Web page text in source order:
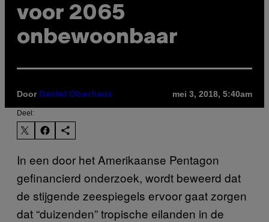
voor 2065
onbewoonbaar
Door Daniel Oberhaus mei 3, 2018, 5:40am
Deel:
In een door het Amerikaanse Pentagon
gefinancierd onderzoek, wordt beweerd dat
de stijgende zeespiegels ervoor gaat zorgen
dat “duizenden” tropische eilanden in de